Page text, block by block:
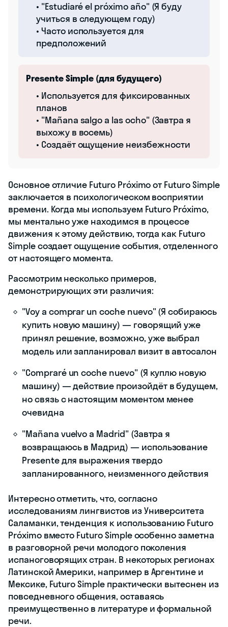
• "Estudiaré el próximo año" (Я буду
учиться в следующем году)
• Часто используется для
предположений
Presente Simple (для будущего)
• Используется для фиксированных
планов
• "Mañana salgo a las ocho" (Завтра я
выхожу в восемь)
• Создаёт ощущение неизбежности
Основное отличие Futuro Próximo от Futuro Simple
заключается в психологическом восприятии
времени. Когда мы используем Futuro Próximo,
мы ментально уже находимся в процессе
движения к этому действию, тогда как Futuro
Simple создает ощущение события, отделенного
от настоящего момента.
Рассмотрим несколько примеров,
демонстрирующих эти различия:
"Voy a comprar un coche nuevo" (Я собираюсь
купить новую машину) — говорящий уже
принял решение, возможно, уже выбрал
модель или запланировал визит в автосалон
"Compraré un coche nuevo" (Я куплю новую
машину) — действие произойдёт в будущем,
но связь с настоящим моментом менее
очевидна
"Mañana vuelvo a Madrid" (Завтра я
возвращаюсь в Мадрид) — использование
Presente для выражения твердо
запланированного, неизменного действия
Интересно отметить, что, согласно
исследованиям лингвистов из Университета
Саламанки, тенденция к использованию Futuro
Próximo вместо Futuro Simple особенно заметна
в разговорной речи молодого поколения
испаноговорящих стран. В некоторых регионах
Латинской Америки, например в Аргентине и
Мексике, Futuro Simple практически вытеснен из
повседневного общения, оставаясь
преимущественно в литературе и формальной
речи.